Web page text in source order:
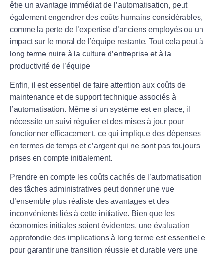
être un avantage immédiat de l’automatisation, peut
également engendrer des coûts humains considérables,
comme la perte de l’expertise d’anciens employés ou un
impact sur le moral de l’équipe restante. Tout cela peut à
long terme nuire à la culture d’entreprise et à la
productivité de l’équipe.
Enfin, il est essentiel de faire attention aux coûts de
maintenance et de support technique associés à
l’automatisation. Même si un système est en place, il
nécessite un suivi régulier et des mises à jour pour
fonctionner efficacement, ce qui implique des dépenses
en termes de temps et d’argent qui ne sont pas toujours
prises en compte initialement.
Prendre en compte les coûts cachés de l’automatisation
des tâches administratives peut donner une vue
d’ensemble plus réaliste des avantages et des
inconvénients liés à cette initiative. Bien que les
économies initiales soient évidentes, une évaluation
approfondie des implications à long terme est essentielle
pour garantir une transition réussie et durable vers une